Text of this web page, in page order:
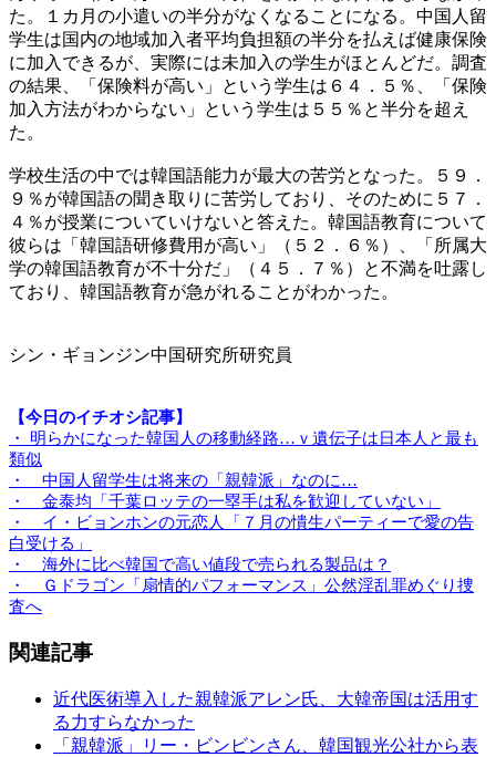
た。１カ月の小遣いの半分がなくなることになる。中国人留
学生は国内の地域加入者平均負担額の半分を払えば健康保険
に加入できるが、実際には未加入の学生がほとんどだ。調査
の結果、「保険料が高い」という学生は６４．５％、「保険
加入方法がわからない」という学生は５５％と半分を超え
た。
学校生活の中では韓国語能力が最大の苦労となった。５９．
９％が韓国語の聞き取りに苦労しており、そのために５７．
４％が授業についていけないと答えた。韓国語教育について
彼らは「韓国語研修費用が高い」（５２．６％）、「所属大
学の韓国語教育が不十分だ」（４５．７％）と不満を吐露し
ており、韓国語教育が急がれることがわかった。
シン・ギョンジン中国研究所研究員
【今日のイチオシ記事】
・ 明らかになった韓国人の移動経路…ｖ遺伝子は日本人と最も
類似
・ 中国人留学生は将来の「親韓派」なのに…
・ 金泰均「千葉ロッテの一塁手は私を歓迎していない」
・ イ・ビョンホンの元恋人「７月の憒生パーティーで愛の告
白受ける」
・ 海外に比べ韓国で高い値段で売られる製品は？
・ Ｇドラゴン「扇情的パフォーマンス」公然淫乱罪めぐり捜
査へ
関連記事
近代医術導入した親韓派アレン氏、大韓帝国は活用す
る力すらなかった
「親韓派」リー・ビンビンさん、韓国観光公社から表